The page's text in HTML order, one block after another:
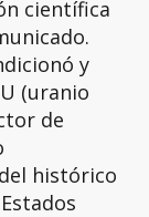
científica
y
(uranio
de
histórico